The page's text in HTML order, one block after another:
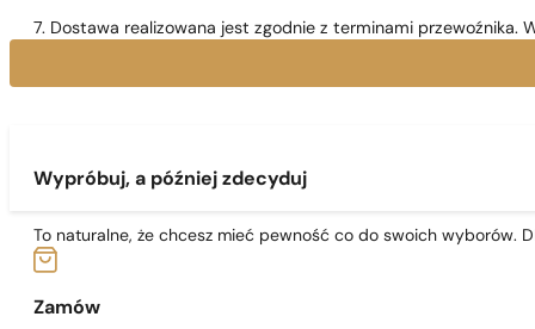
7. Dostawa realizowana jest zgodnie z terminami przewoźnika.
Wypróbuj, a później zdecyduj
To naturalne, że chcesz mieć pewność co do swoich wyborów.
Zamów